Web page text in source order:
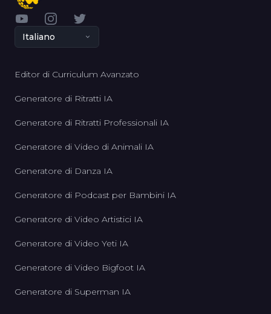
YouTubeInstagram
Twitter
Italiano
Editor di Curriculum Avanzato
Generatore di Ritratti IA
Generatore di Ritratti Professionali IA
Generatore di Video di Animali IA
Generatore di Danza IA
Generatore di Podcast per Bambini IA
Generatore di Video Artistici IA
Generatore di Video Yeti IA
Generatore di Video Bigfoot IA
Generatore di Superman IA